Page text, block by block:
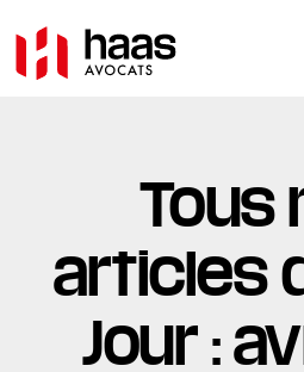
Tous
articles
Jour :